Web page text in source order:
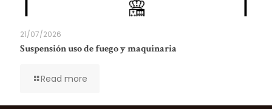
21/07/2026
Suspensión uso de fuego y maquinaria
Read more